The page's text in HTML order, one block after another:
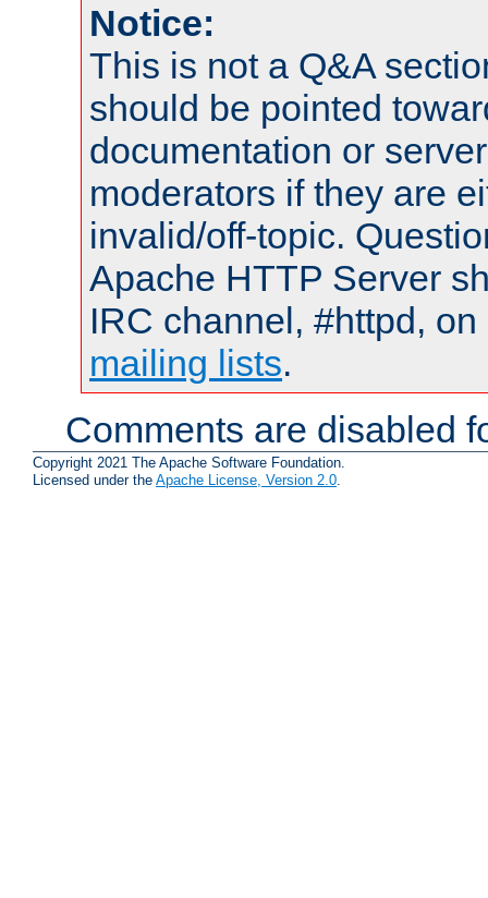
Notice:
This is not a Q&A
should be pointed
documentation or
moderators if they are
invalid/off-topic.
Apache HTTP Server
IRC channel, #httpd,
mailing lists.
Comments are disabled
Copyright 2021 The Apache Software Foundation.
Licensed under the Apache License, Version 2.0.